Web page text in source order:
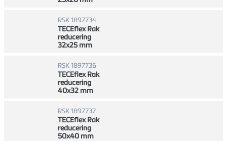
RSK 1897734
TECEflex Rak
reducering
32x25 mm
RSK 1897736
TECEflex Rak
reducering
40x32 mm
RSK 1897737
TECEflex Rak
reducering
50x40 mm